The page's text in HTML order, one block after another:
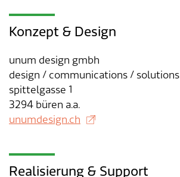
Konzept & Design
unum design gmbh
design / communications / solutions
spittelgasse 1
3294 büren a.a.
unumdesign.ch
Realisierung & Support
Tageselternverein
Gastronomie
Vermietung von Freizeitanlagen
Veranstaltungsbewilligung
Sozialversicherungen
Soziales
Steuern
Bauen & Planen
ÖREB-Kataster
Umwelt
Burgergemeinde
Kirchgemeinden
Partnergemeinden
Finanzabteilung
Sozialabteilung
Bau- und Planungsabteilung
Betriebs- und Tiefbauabteilung
Werkhof
Dienstleistungen A-Z
Adressverzeichnis
Kontakt & Öffnungszeiten